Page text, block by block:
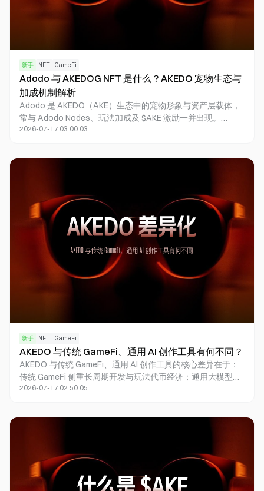
新手 NFT GameFi
Adodo 与 AKEDOG NFT 是什么？AKEDO 宠物生态与
加成机制解析
Adodo 是 AKEDO（AKE）生态中的宠物形象与资产层载体，
常与 Adodo Nodes、玩法加成及 $AKE 激励一并出现。
Adodo 不负责替代多智能体创作框架本身，而是把社区身
2026-07-17 03:00:03
新手 NFT GameFi
AKEDO 与传统 GameFi、通用 AI 创作工具有何不同？
AKEDO 与传统 GameFi、通用 AI 创作工具的核心差异在于：
传统 GameFi 侧重长周期开发与玩法代币经济；通用大模型难
把表层数据拼成可运行完整游戏；AKEDO 用 World
2026-07-17 02:50:05